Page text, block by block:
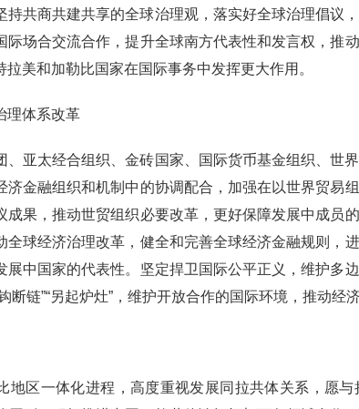
持共商共建共享的全球治理观，落实好全球治理倡议
际场合交流合作，提升全球南方代表性和发言权，推
拉美和加勒比国家在国际事务中发挥更大作用。
理体系改革
、亚太经合组织、金砖国家、国际货币基金组织、世
济金融组织和机制中的协调配合，加强在以世界贸易
成果，推动世贸组织必要改革，更好保障发展中成员
全球经济治理改革，健全和完善全球经济金融规则，
展中国家的代表性。坚定捍卫国际公平正义，维护多
断链”“另起炉灶”，维护开放合作的国际环境，推动经
地区一体化进程，高度重视发展同拉共体关系，愿